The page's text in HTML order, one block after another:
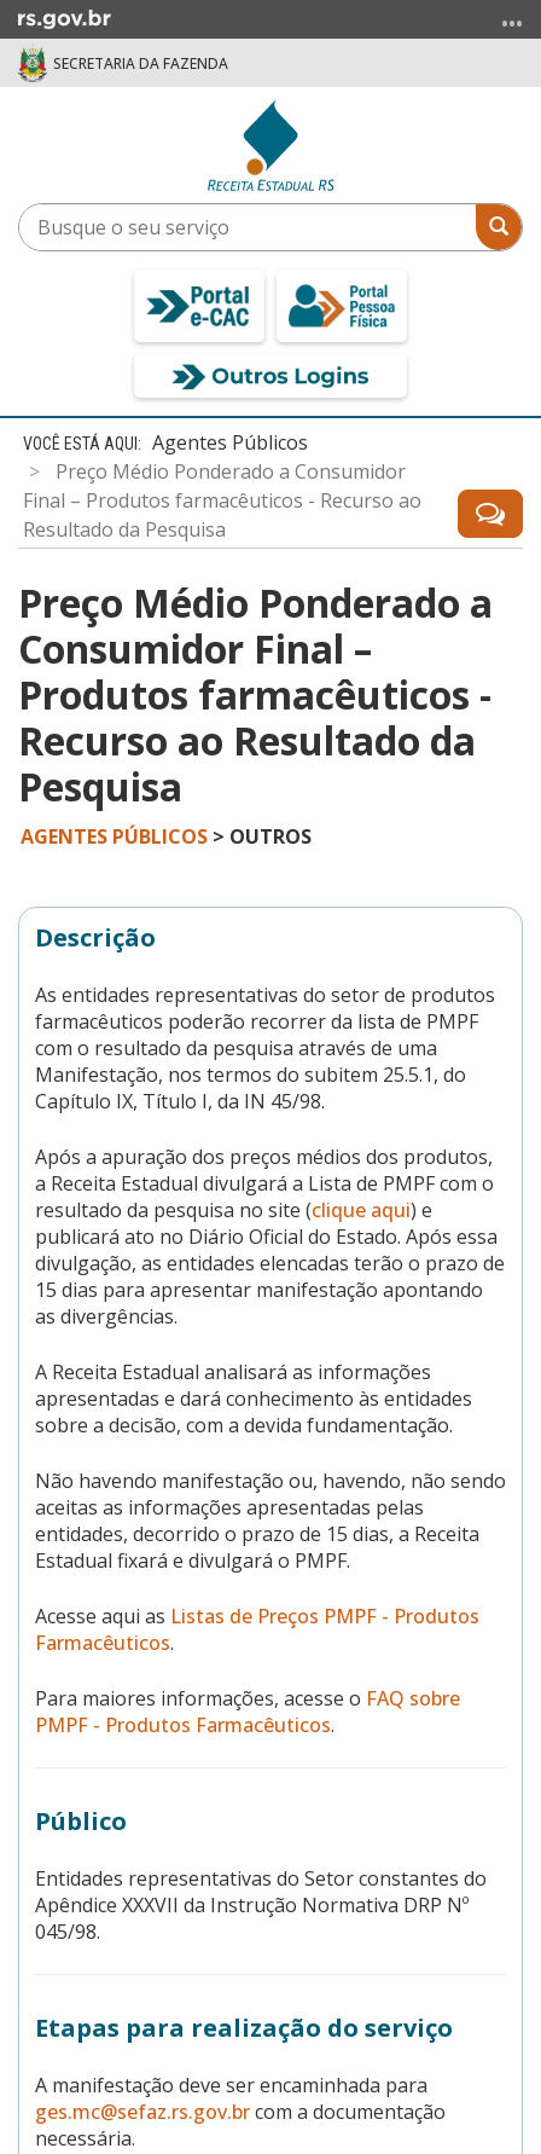
para
menu
SECRETARIA DA FAZENDA
Busque
o
Início
conteúdo
Agentes Públicos
Preço Médio Ponderado a Consumidor
Final – Produtos farmacêuticos - Recurso ao
Resultado da Pesquisa
Preço Médio Ponderado a
Consumidor Final –
Produtos farmacêuticos -
Recurso ao Resultado da
Pesquisa
AGENTES PÚBLICOS > OUTROS
Descrição
As entidades representativas do setor de produtos
farmacêuticos poderão recorrer da lista de PMPF
com o resultado da pesquisa através de uma
Manifestação, nos termos do subitem 25.5.1, do
Capítulo IX, Título I, da IN 45/98.
Após a apuração dos preços médios dos produtos,
a Receita Estadual divulgará a Lista de PMPF com o
resultado da pesquisa no site (clique aqui) e
publicará ato no Diário Oficial do Estado. Após essa
divulgação, as entidades elencadas terão o prazo de
15 dias para apresentar manifestação apontando
as divergências.
A Receita Estadual analisará as informações
apresentadas e dará conhecimento às entidades
sobre a decisão, com a devida fundamentação.
Não havendo manifestação ou, havendo, não sendo
aceitas as informações apresentadas pelas
entidades, decorrido o prazo de 15 dias, a Receita
Estadual fixará e divulgará o PMPF.
Acesse aqui as Listas de Preços PMPF - Produtos
Farmacêuticos.
Para maiores informações, acesse o FAQ sobre
PMPF - Produtos Farmacêuticos.
Público
Entidades representativas do Setor constantes do
Apêndice XXXVII da Instrução Normativa DRP Nº
045/98.
Etapas para realização do serviço
A manifestação deve ser encaminhada para
ges.mc@sefaz.rs.gov.brcom a documentação
necessária.